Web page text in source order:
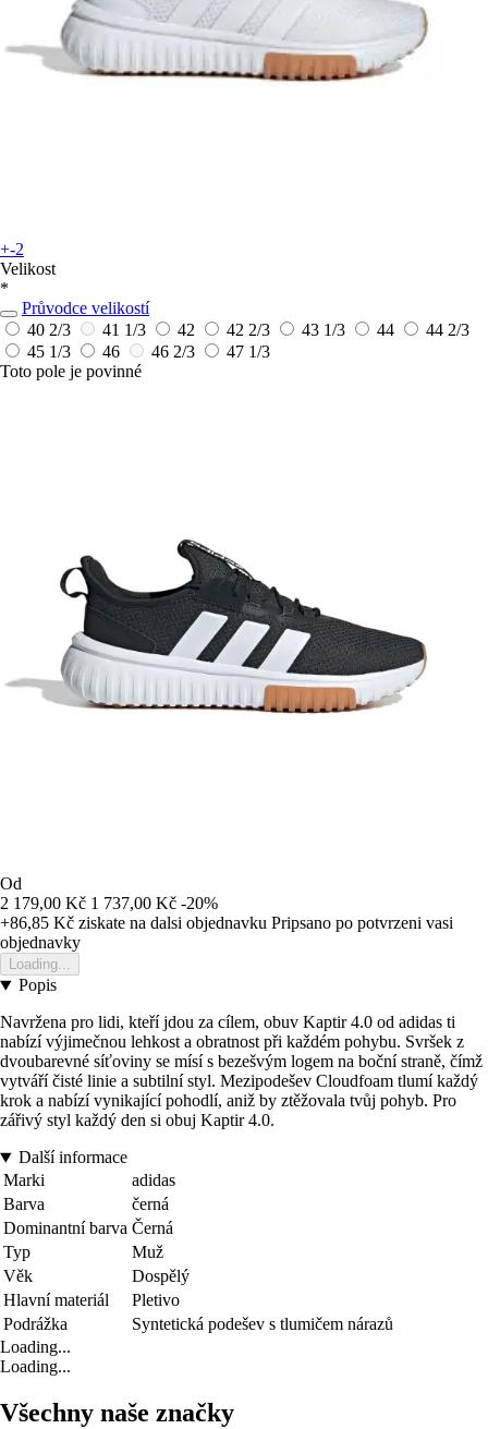
+-2
Velikost
*
Průvodce velikostí
40 2/3
41 1/3 42 42 2/3 43 1/3 44
44 2/3
45 1/3
46 46 2/3
47 1/3
Toto pole je povinné
Od
2 179,00 Kč 1 737,00 Kč -20%
+86,85 Kč ziskate na dalsi objednavku Pripsano po potvrzeni vasi
objednavky
Loading...
Popis
Navržena pro lidi, kteří jdou za cílem, obuv Kaptir 4.0 od adidas ti
nabízí výjimečnou lehkost a obratnost při každém pohybu. Svršek z
dvoubarevné síťoviny se mísí s bezešvým logem na boční straně, čímž
vytváří čisté linie a subtilní styl. Mezipodešev Cloudfoam tlumí každý
krok a nabízí vynikající pohodlí, aniž by ztěžovala tvůj pohyb. Pro
zářivý styl každý den si obuj Kaptir 4.0.
Další informace
Marki
adidas
Barva
černá
Dominantní barva Černá
Typ
Muž
Věk
Dospělý
Hlavní materiál
Pletivo
Podrážka
Syntetická podešev s tlumičem nárazů
Loading...
Loading...
Všechny naše značky